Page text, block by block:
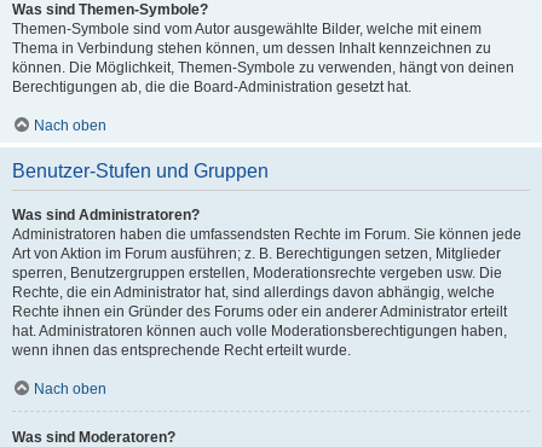
Was sind Themen-Symbole?
Themen-Symbole sind vom Autor ausgewählte Bilder, welche mit einem
Thema in Verbindung stehen können, um dessen Inhalt kennzeichnen zu
können. Die Möglichkeit, Themen-Symbole zu verwenden, hängt von deinen
Berechtigungen ab, die die Board-Administration gesetzt hat.
Nach oben
Benutzer-Stufen und Gruppen
Was sind Administratoren?
Administratoren haben die umfassendsten Rechte im Forum. Sie können jede
Art von Aktion im Forum ausführen; z. B. Berechtigungen setzen, Mitglieder
sperren, Benutzergruppen erstellen, Moderationsrechte vergeben usw. Die
Rechte, die ein Administrator hat, sind allerdings davon abhängig, welche
Rechte ihnen ein Gründer des Forums oder ein anderer Administrator erteilt
hat. Administratoren können auch volle Moderationsberechtigungen haben,
wenn ihnen das entsprechende Recht erteilt wurde.
Nach oben
Was sind Moderatoren?